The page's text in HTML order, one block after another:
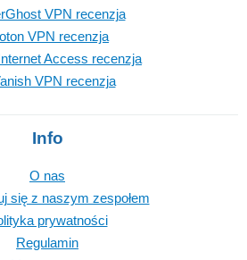
VPN recenzja
VPN recenzja
Access recenzja
VPN recenzja
Info
O nas
się z naszym zespołem
prywatności
Regulamin